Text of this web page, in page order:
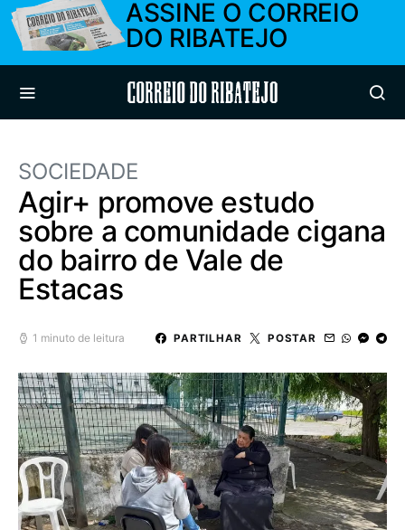
ASSINE O CORREIO
DO RIBATEJO
Correio do Ribatejo
SOCIEDADE
Agir+ promove estudo
sobre a comunidade cigana
do bairro de Vale de
Estacas
1 minuto de leitura PARTILHAR POSTAR